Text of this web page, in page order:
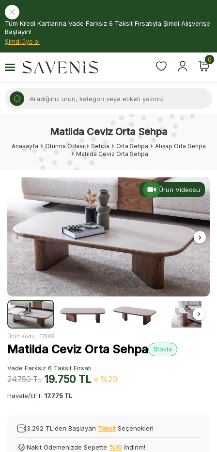
Tüm Kredi Kartlarına Vade Farksız 6 Taksit Fırsatıyla Şimdi Alışverişe
Başlayın!
Şimdi üye ol
0
Matilda Ceviz Orta Sehpa
Anasayfa Oturma Odası Sehpa Orta Sehpa
Ahşap Orta Sehpa
Matilda Ceviz Orta Sehpa
Ürün Videosu
Ürün Kodu : T7488
Matilda Ceviz Orta Sehpa Stokta
Vade Farksız 6 Taksit Fırsatı
24.750TL 19.750TL %20
Havale/EFT: 17.775 TL
3.292 TL'den Başlayan Taksit Seçenekleri
Nakit Ödemenizde Sepette %10 İndirim!